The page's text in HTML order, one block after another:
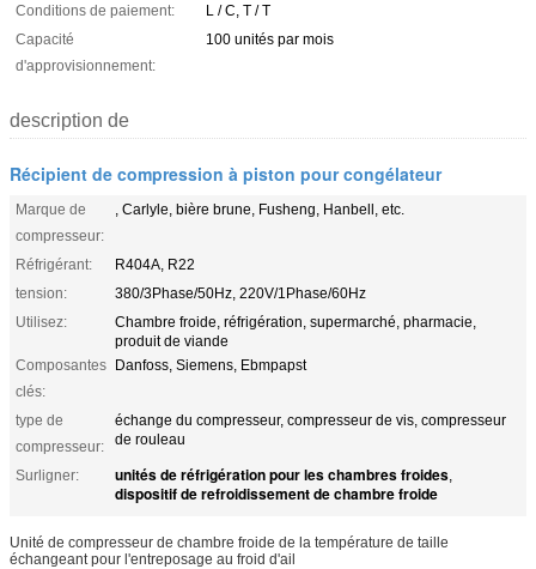
Conditions de paiement:
L / C, T / T
Capacité
d'approvisionnement:
100 unités par mois
description de
Récipient de compression à piston pour congélateur
Marque de
compresseur:
, Carlyle, bière brune, Fusheng, Hanbell, etc.
Réfrigérant:
R404A, R22
tension:
380/3Phase/50Hz, 220V/1Phase/60Hz
Utilisez:
Chambre froide, réfrigération, supermarché, pharmacie,
produit de viande
Composantes
clés:
Danfoss, Siemens, Ebmpapst
type de
compresseur:
échange du compresseur, compresseur de vis, compresseur
de rouleau
Surligner: unités de réfrigération pour les chambres froides,
dispositif de refroidissement de chambre froide
Unité de compresseur de chambre froide de la température de taille
échangeant pour l'entreposage au froid d'ail